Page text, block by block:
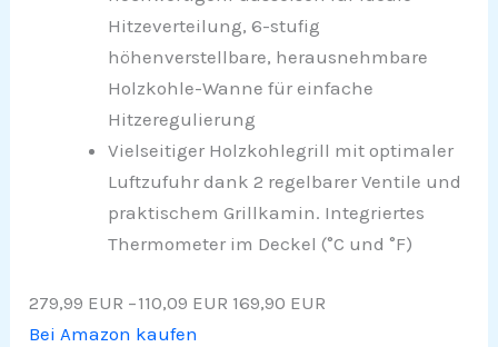
Hitzeverteilung, 6-stufig
höhenverstellbare, herausnehmbare
Holzkohle-Wanne für einfache
Hitzeregulierung
Vielseitiger Holzkohlegrill mit optimaler
Luftzufuhr dank 2 regelbarer Ventile und
praktischem Grillkamin. Integriertes
Thermometer im Deckel (°C und °F)
279,99 EUR −110,09 EUR 169,90 EUR
Bei Amazon kaufen